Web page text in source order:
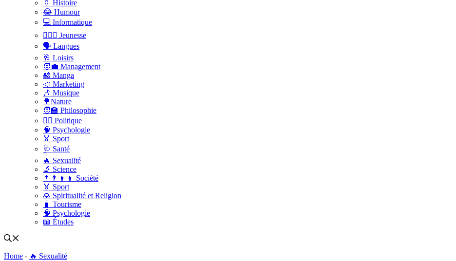
🏺 Histoire
😂 Humour
💻 Informatique
🤸🏽‍♀️ Jeunesse
🗣 Langues
🥂 Loisirs
🧑‍💼 Management
🎎 Manga
📣 Marketing
🎶 Musique
🌳Nature
🧑‍🏫 Philosophie
👨‍⚖️ Politique
🧠 Psychologie
🏅 Sport
🩺 Santé
🔥 Sexualité
🔬 Science
👨‍👨‍👧‍👧 Société
🏅 Sport
🙏 Spiritualité et Religion
🧳 Tourisme
🧠 Psychologie
📖 Études
Home - 🔥 Sexualité